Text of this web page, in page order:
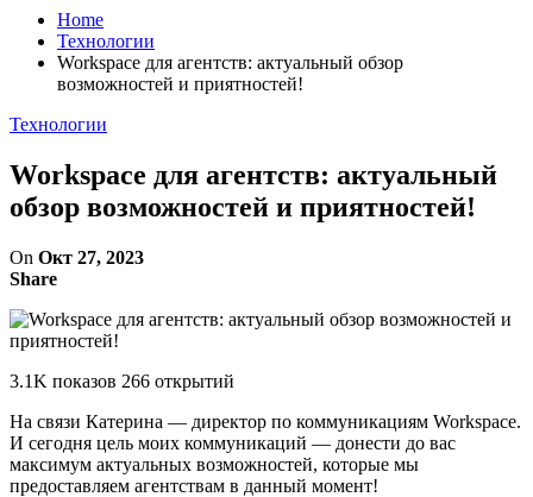
Home
Технологии
Workspace для агентств: актуальный обзор
возможностей и приятностей!
Технологии
Workspace для агентств: актуальный
обзор возможностей и приятностей!
On Окт 27, 2023
Share
3.1K показов 266 открытий
На связи Катерина — директор по коммуникациям Workspace.
И сегодня цель моих коммуникаций — донести до вас
максимум актуальных возможностей, которые мы
предоставляем агентствам в данный момент!